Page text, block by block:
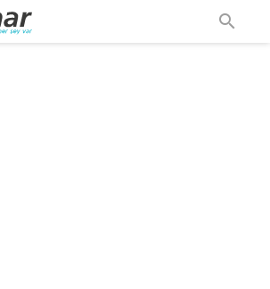
search